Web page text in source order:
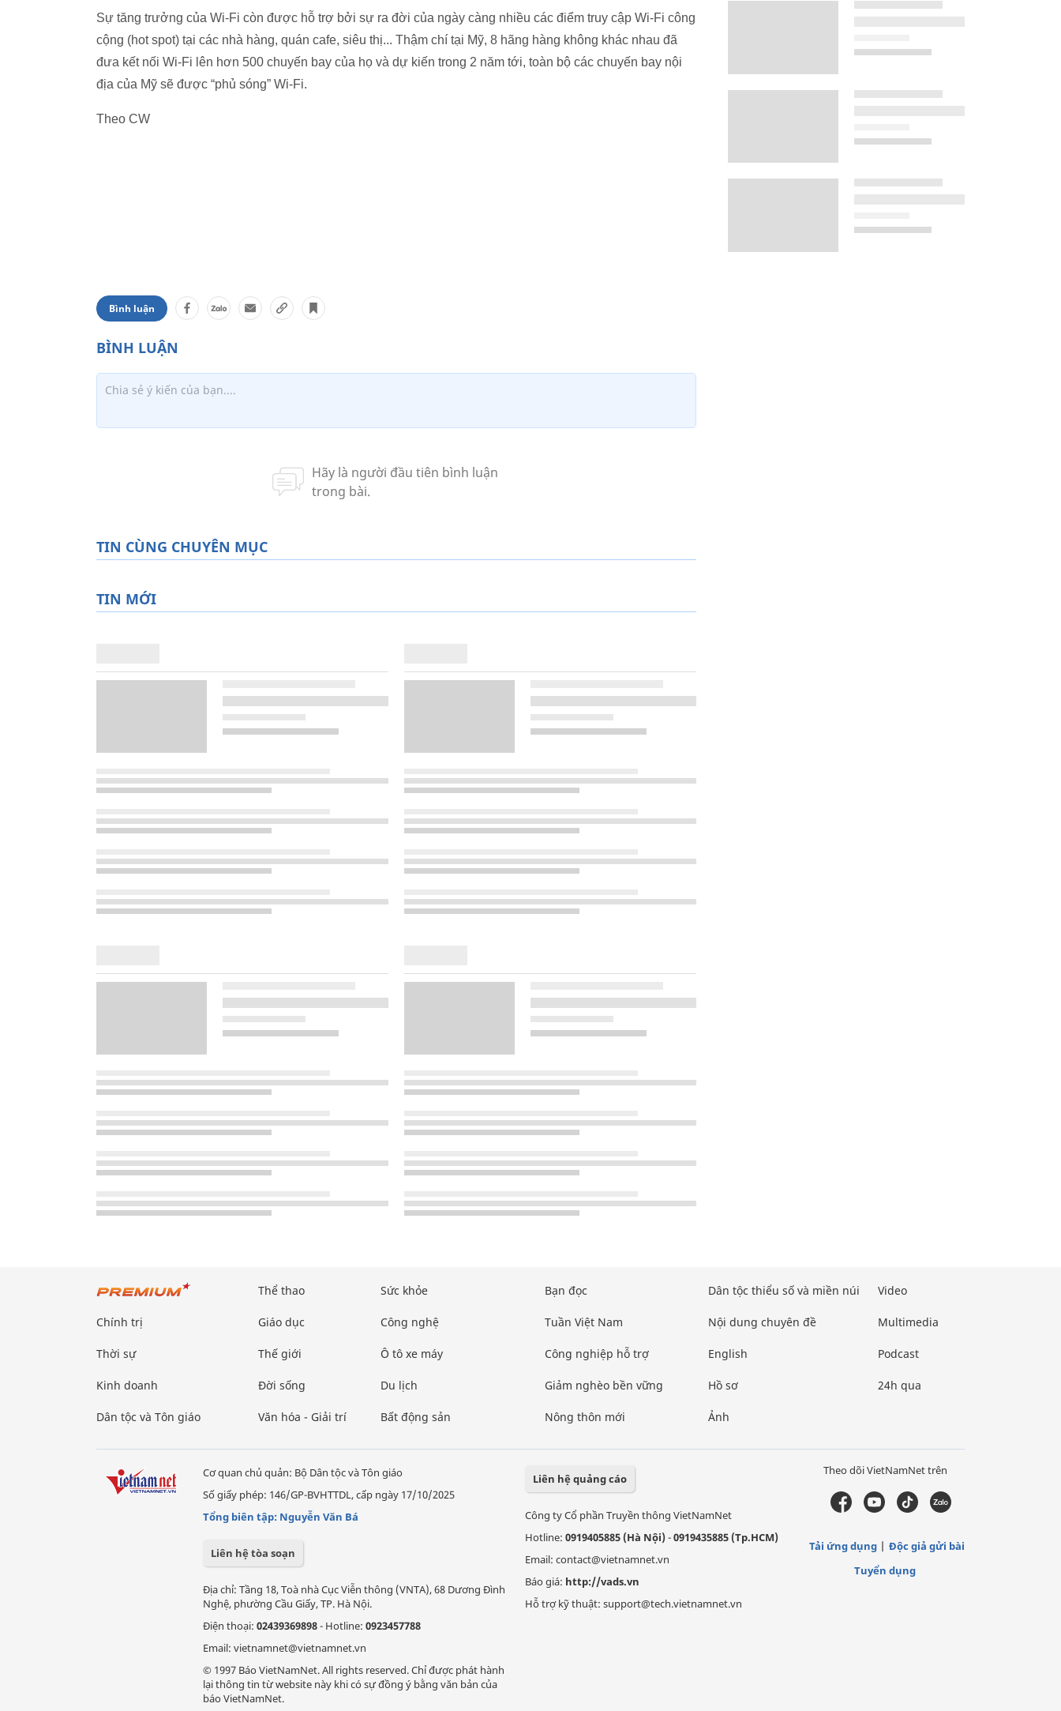
Sự tăng trưởng của Wi-Fi còn được hỗ trợ bởi sự ra đời của ngày càng nhiều các điểm truy cập Wi-Fi công
cộng (hot spot) tại các nhà hàng, quán cafe, siêu thị... Thậm chí tại Mỹ, 8 hãng hàng không khác nhau đã
đưa kết nối Wi-Fi lên hơn 500 chuyến bay của họ và dự kiến trong 2 năm tới, toàn bộ các chuyến bay nội
địa của Mỹ sẽ được “phủ sóng” Wi-Fi.
Theo CW
Bình luận
TIN CÙNG CHUYÊN MỤC
TIN MỚI
Chính trị
Thời sự
Kinh doanh
Dân tộc và Tôn giáo
Thể thao
Giáo dục
Thế giới
Đời sống
Văn hóa - Giải trí
Sức khỏe
Công nghệ
Ô tô xe máy
Du lịch
Bất động sản
Bạn đọc
Tuần Việt Nam
Công nghiệp hỗ trợ
Giảm nghèo bền vững
Nông thôn mới
Dân tộc thiểu số và miền núi
Nội dung chuyên đề
English
Hồ sơ
Ảnh
Video
Multimedia
Podcast
24h qua
Cơ quan chủ quản: Bộ Dân tộc và Tôn giáo
Số giấy phép: 146/GP-BVHTTDL, cấp ngày 17/10/2025
Tổng biên tập: Nguyễn Văn Bá
Liên hệ tòa soạn
Địa chỉ: Tầng 18, Toà nhà Cục Viễn thông (VNTA), 68 Dương Đình
Nghệ, phường Cầu Giấy, TP. Hà Nội.
Điện thoại: 02439369898- Hotline: 0923457788
Email: vietnamnet@vietnamnet.vn
© 1997 Báo VietNamNet. All rights reserved. Chỉ được phát hành
lại thông tin từ website này khi có sự đồng ý bằng văn bản của
báo VietNamNet.
Liên hệ quảng cáo
Công ty Cổ phần Truyền thông VietNamNet
Hotline: 0919405885 (Hà Nội)-0919435885 (Tp.HCM)
Email: contact@vietnamnet.vn
Báo giá: http://vads.vn
Hỗ trợ kỹ thuật: support@tech.vietnamnet.vn
Theo dõi VietNamNet trên
Tải ứng dụng
Độc giả gửi bài
Tuyển dụng